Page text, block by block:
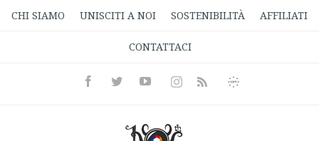
CHI SIAMO UNISCITI A NOI SOSTENIBILITÀ AFFILIATI
CONTATTACI
FacebookTwitterYoutubeInstagramRss
Informativa